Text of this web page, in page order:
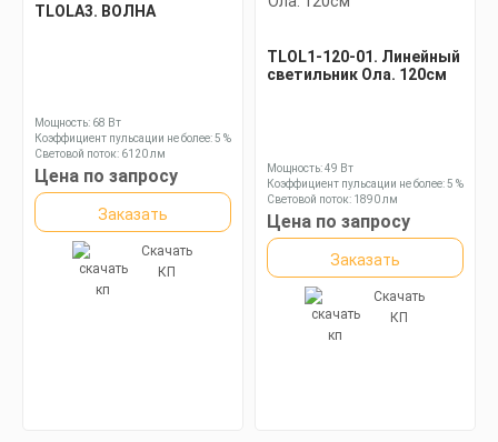
TLOLA3. ВОЛНА
Мощность: 68 Вт
Коэффициент пульсации не более: 5 %
Световой поток: 6120 лм
Цена по запросу
Заказать
Скачать
КП
TLOL1-120-01. Линейный
светильник Ола. 120см
Мощность: 49 Вт
Коэффициент пульсации не более: 5 %
Световой поток: 1890 лм
Цена по запросу
Заказать
Скачать
КП